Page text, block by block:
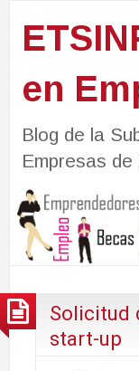
en
Blog de la
Empresas
Solicitud
start-up